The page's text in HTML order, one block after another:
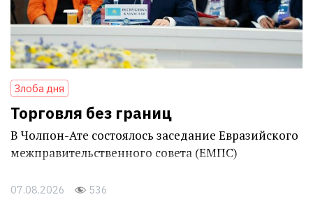
Злоба дня
Торговля без границ
В Чолпон-Ате состоялось заседание Евразийского
межправительственного совета (ЕМПС)
07.08.2026 536